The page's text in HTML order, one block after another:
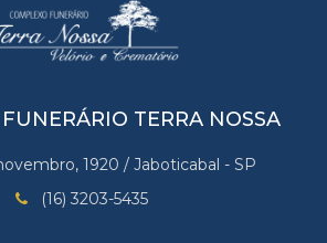
TERRA NOSSA
1920 / Jaboticabal - SP
(16) 3203-5435